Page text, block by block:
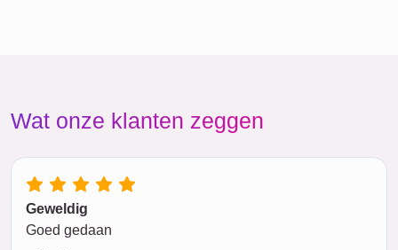
Wat onze klanten zeggen
Geweldig
Goed gedaan